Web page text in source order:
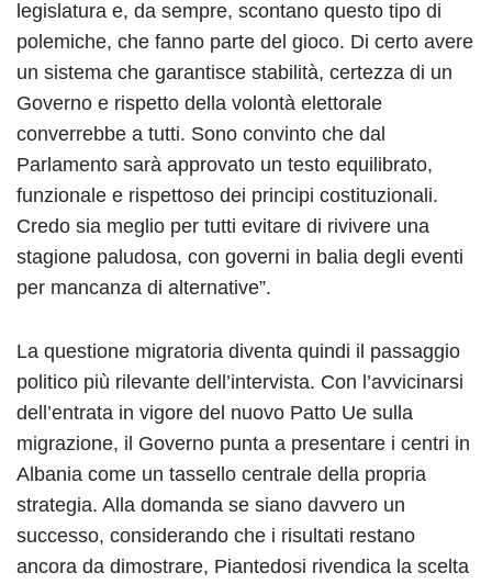
legislatura e, da sempre, scontano questo tipo di
polemiche, che fanno parte del gioco. Di certo avere
un sistema che garantisce stabilità, certezza di un
Governo e rispetto della volontà elettorale
converrebbe a tutti. Sono convinto che dal
Parlamento sarà approvato un testo equilibrato,
funzionale e rispettoso dei principi costituzionali.
Credo sia meglio per tutti evitare di rivivere una
stagione paludosa, con governi in balia degli eventi
per mancanza di alternative”.
La questione migratoria diventa quindi il passaggio
politico più rilevante dell’intervista. Con l’avvicinarsi
dell’entrata in vigore del nuovo Patto Ue sulla
migrazione, il Governo punta a presentare i centri in
Albania come un tassello centrale della propria
strategia. Alla domanda se siano davvero un
successo, considerando che i risultati restano
ancora da dimostrare, Piantedosi rivendica la scelta